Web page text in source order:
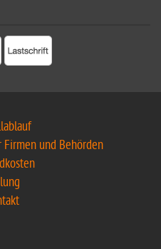
Firmen und Behörden